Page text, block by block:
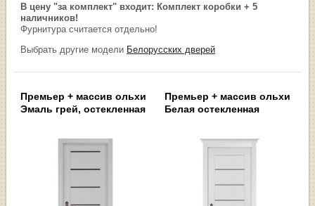
В цену "за комплект" входит: Комплект коробки + 5
наличников!
Фурнитура считается отдельно!
Выбрать другие модели Белорусских дверей
Премьер + массив ольхи
Эмаль грей, остекленная
Премьер + массив ольхи
Белая остекленная